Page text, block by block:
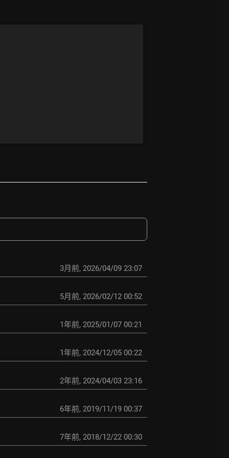
3月前, 2026/04/09 23:07
5月前, 2026/02/12 00:52
1年前, 2025/01/07 00:21
1年前, 2024/12/05 00:22
2年前, 2024/04/03 23:16
6年前, 2019/11/19 00:37
7年前, 2018/12/22 00:30